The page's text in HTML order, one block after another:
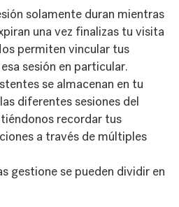
solamente duran mientras
una vez finalizas tu visita
permiten vincular tus
sesión en particular.
se almacenan en tu
diferentes sesiones del
recordar tus
a través de múltiples
gestione se pueden dividir en